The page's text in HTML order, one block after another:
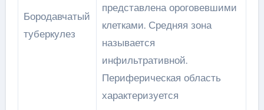
Бородавчатый
туберкулез
представлена ороговевшими
клетками. Средняя зона
называется
инфильтративной.
Периферическая область
характеризуется